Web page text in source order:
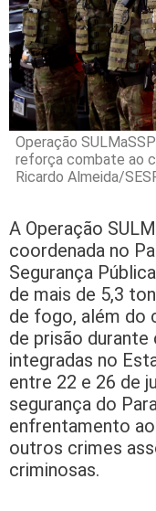
Operação
reforça combate ao
Ricardo Almeida/
A Operação
coordenada no
Segurança
de mais de 5,3
de fogo, além do
de prisão
integradas no
entre 22 e 26 de
segurança do
enfrentamento
outros crimes
criminosas.